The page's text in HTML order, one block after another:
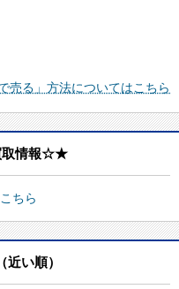
で売る」方法についてはこちら
取情報☆★
ちら
い順）